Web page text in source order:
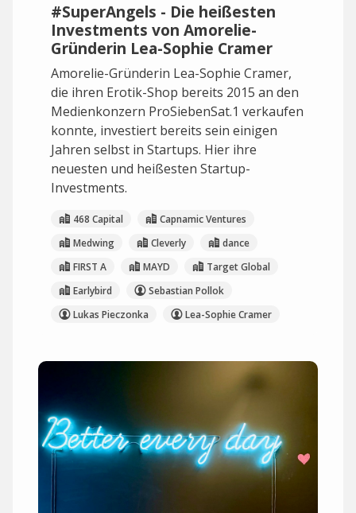
#SuperAngels - Die heißesten
Investments von Amorelie-
Gründerin Lea-Sophie Cramer
Amorelie-Gründerin Lea-Sophie Cramer,
die ihren Erotik-Shop bereits 2015 an den
Medienkonzern ProSiebenSat.1 verkaufen
konnte, investiert bereits sein einigen
Jahren selbst in Startups. Hier ihre
neuesten und heißesten Startup-
Investments.
468 Capital
Capnamic Ventures
Medwing
Cleverly
dance
FIRST A
MAYD
Target Global
Earlybird
Sebastian Pollok
Lukas Pieczonka
Lea-Sophie Cramer